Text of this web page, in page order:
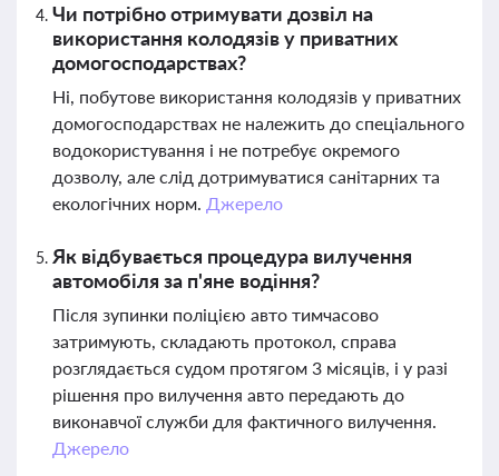
Чи потрібно отримувати дозвіл на
використання колодязів у приватних
домогосподарствах?
Ні, побутове використання колодязів у приватних
домогосподарствах не належить до спеціального
водокористування і не потребує окремого
дозволу, але слід дотримуватися санітарних та
екологічних норм. Джерело
Як відбувається процедура вилучення
автомобіля за п'яне водіння?
Після зупинки поліцією авто тимчасово
затримують, складають протокол, справа
розглядається судом протягом 3 місяців, і у разі
рішення про вилучення авто передають до
виконавчої служби для фактичного вилучення.
Джерело